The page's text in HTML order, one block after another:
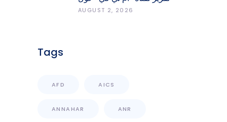
انعكاسات التفجيرات في جنوب
AUGUST 2, 2026
Tags
AFD AICS
ANNAHAR ANR